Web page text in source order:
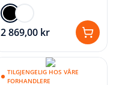
2 869,00 kr
TILGJENGELIG HOS VÅRE
FORHANDLERE